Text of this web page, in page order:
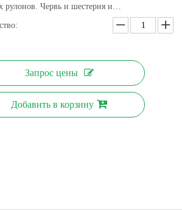
рулонов. Червь и шестерня и…
Запрос цены
Добавить в корзину